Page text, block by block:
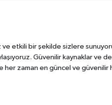
etkili bir şekilde sizlere
Güvenilir kaynaklar ve
zaman en güncel ve güvenilir